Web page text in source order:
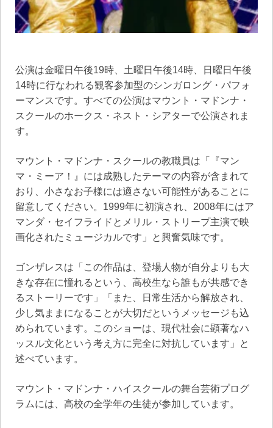
公演は金曜日午後19時、土曜日午後14時、日曜日午後
14時に行なわれる観客参加型のシンガロング・パフォ
ーマンスです。すべての公演はマウント・マドンナ・
スクールのホークス・ネスト・シアターで公演されま
す。
マウント・マドンナ・スクールの教職員は「『マン
マ・ミーア！』には成熟したテーマの内容が含まれて
おり、小さなお子様には適さない可能性があることに
留意してください。1999年に初演され、2008年にはア
マンダ・セイフライドとメリル・ストリープ主演で映
画化されたミュージカルです」と興奮気味です。
ゴンザレスは「この作品は、登場人物が自分よりも大
きな存在に憧れるという、高校生なら誰もが共感でき
るストーリーです」「また、日常生活から解放され、
少し気ままになることが大切だというメッセージも込
められています。このショーは、現代社会に顕著なハ
ッスル文化という考え方に完全に対抗しています」と
述べています。
マウント・マドンナ・ハイスクールの舞台芸術プログ
ラムには、高校の全学年の生徒が参加しています。